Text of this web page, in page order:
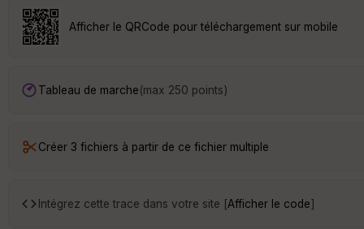
Afficher le QRCode pour téléchargement sur mobile
Tableau de marche(max 250 points)
Créer 3 fichiers à partir de ce fichier multiple
Intégrez cette trace dans votre site [Afficher le code]